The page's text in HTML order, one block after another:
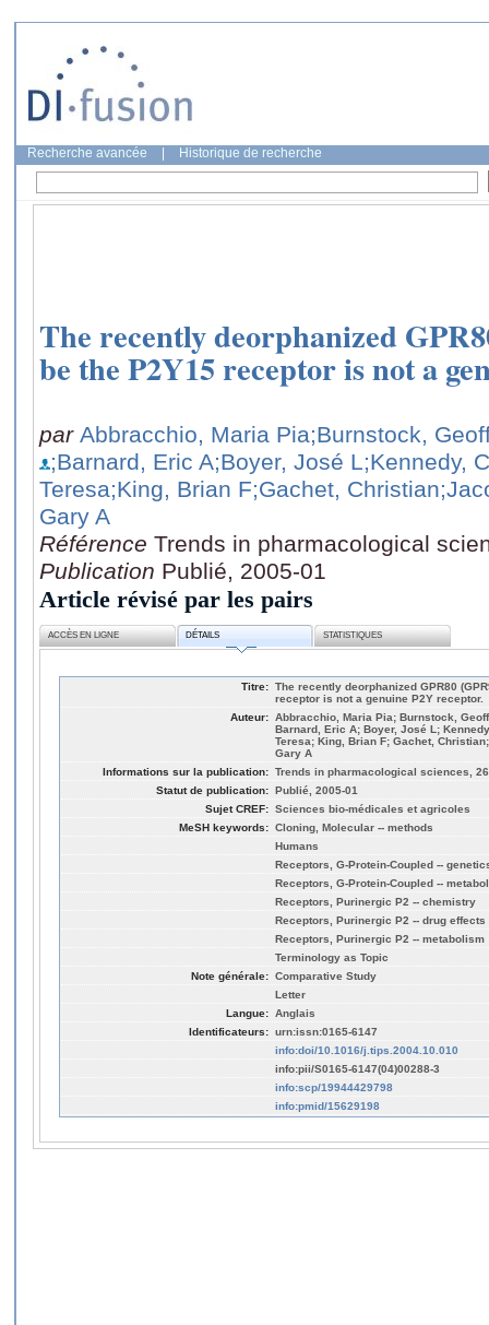
Recherche avancée Historique de recherche
The recently deorphanized
be the P2Y15 receptor is not a
par Abbracchio, Maria Pia;Burnstock,
;Barnard, Eric A;Boyer, José L;Kennedy,
Teresa;King, Brian F;Gachet, Christian
Gary A
Référence Trends in pharmacological
Publication Publié, 2005-01
Article révisé par les pairs
ACCÈS EN LIGNE DÉTAILS STATISTIQUES
Titre: The recently deorphanized GPR80
receptor is not a genuine P2Y receptor.
Auteur: Abbracchio, Maria Pia; Burnstock,
Barnard, Eric A; Boyer, José L;
Teresa; King, Brian F; Gachet,
Gary A
Informations sur la publication: Trends in pharmacological sciences,
Statut de publication: Publié, 2005-01
Sujet CREF: Sciences bio-médicales et agricoles
MeSH keywords: Cloning, Molecular -- methods
Humans
Receptors, G-Protein-Coupled --
Receptors, G-Protein-Coupled --
Receptors, Purinergic P2 -- chemistry
Receptors, Purinergic P2 -- drug effects
Receptors, Purinergic P2 -- metabolism
Terminology as Topic
Note générale: Comparative Study
Letter
Langue: Anglais
Identificateurs: urn:issn:0165-6147
info:doi/10.1016/j.tips.2004.10.010
info:pii/S0165-6147(04)00288-3
info:scp/19944429798
info:pmid/15629198